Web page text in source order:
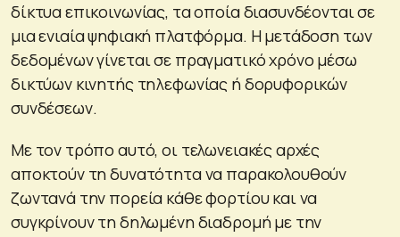
δίκτυα επικοινωνίας, τα οποία διασυνδέονται σε
μια ενιαία ψηφιακή πλατφόρμα. Η μετάδοση των
δεδομένων γίνεται σε πραγματικό χρόνο μέσω
δικτύων κινητής τηλεφωνίας ή δορυφορικών
συνδέσεων.
Με τον τρόπο αυτό, οι τελωνειακές αρχές
αποκτούν τη δυνατότητα να παρακολουθούν
ζωντανά την πορεία κάθε φορτίου και να
συγκρίνουν τη δηλωμένη διαδρομή με την